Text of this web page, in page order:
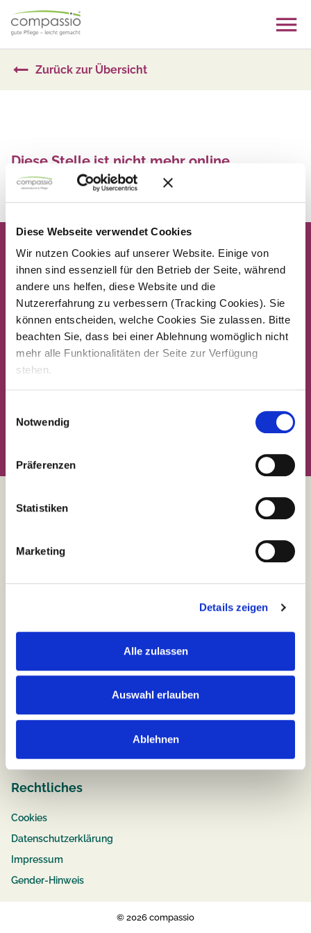
Diese Webseite verwendet Cookies
Wir nutzen Cookies auf unserer Website. Einige von
ihnen sind essenziell für den Betrieb der Seite, während
andere uns helfen, diese Website und die
Nutzererfahrung zu verbessern (Tracking Cookies). Sie
können entscheiden, welche Cookies Sie zulassen. Bitte
beachten Sie, dass bei einer Ablehnung womöglich nicht
mehr alle Funktionalitäten der Seite zur Verfügung
stehen.
Notwendig
Präferenzen
Statistiken
Marketing
Details zeigen
Alle zulassen
Auswahl erlauben
Ablehnen
content
Zurück zur Übersicht
Diese Stelle ist nicht mehr online
Zurück zur Übersicht
Benefits
Ausbildung
Rechtliches
Cookies
Datenschutzerklärung
Impressum
Gender-Hinweis
© 2026 compassio